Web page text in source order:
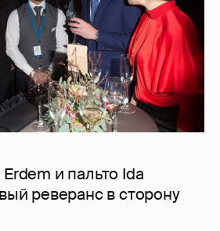
и пальто Ida
реверанс в сторону